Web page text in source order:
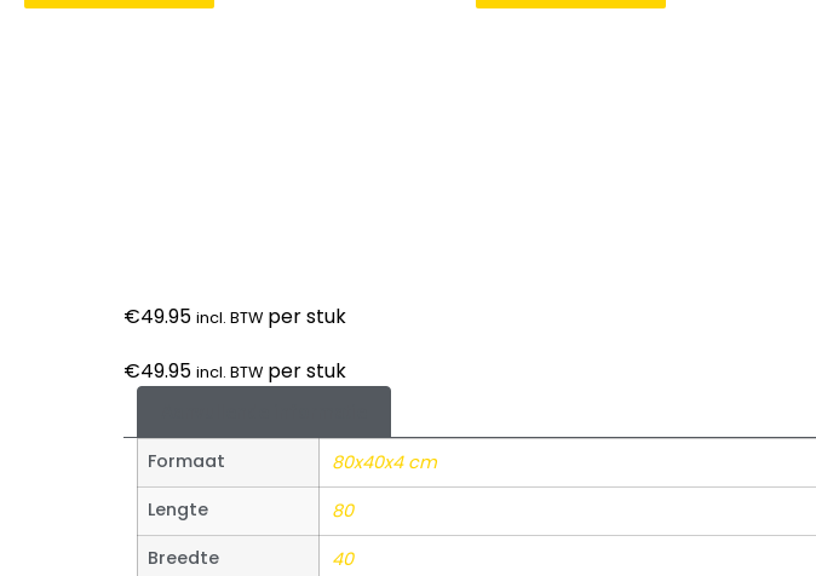
€49.95 incl. BTW per stuk
€49.95 incl. BTW per stuk
Formaat
80x40x4 cm
Lengte
80
Breedte
40